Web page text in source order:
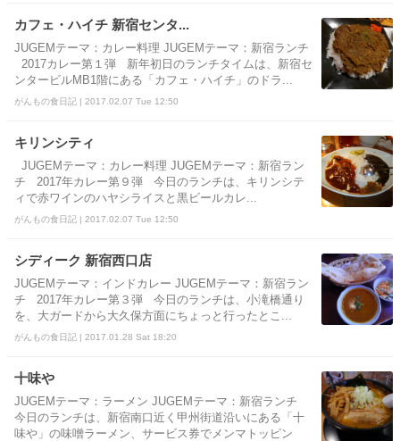
カフェ・ハイチ 新宿センタ...
JUGEMテーマ：カレー料理 JUGEMテーマ：新宿ランチ
2017カレー第１弾 新年初日のランチタイムは、新宿セ
ンタービルMB1階にある「カフェ・ハイチ」のドラ...
がんもの食日記 | 2017.02.07 Tue 12:50
キリンシティ
JUGEMテーマ：カレー料理 JUGEMテーマ：新宿ラン
チ 2017年カレー第９弾 今日のランチは、キリンシテ
ィで赤ワインのハヤシライスと黒ビールカレ...
がんもの食日記 | 2017.02.07 Tue 12:50
シディーク 新宿西口店
JUGEMテーマ：インドカレー JUGEMテーマ：新宿ラン
チ 2017年カレー第３弾 今日のランチは、小滝橋通り
を、大ガードから大久保方面にちょっと行ったとこ...
がんもの食日記 | 2017.01.28 Sat 18:20
十味や
JUGEMテーマ：ラーメン JUGEMテーマ：新宿ランチ
今日のランチは、新宿南口近く甲州街道沿いにある「十
味や」の味噌ラーメン、サービス券でメンマトッピン